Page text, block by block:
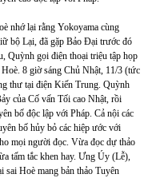
nhớ lại rằng Yokoyama cùng
bộ Lại, đã gặp Bảo Đại trước đó
Quỳnh gọi điện thoại triệu tập họp
8 giờ sáng Chủ Nhật, 11/3 (tức
thư tại điện Kiến Trung. Quỳnh
của Cố vấn Tối cao Nhật, rồi
bố độc lập với Pháp. Cả nội các
bố hủy bỏ các hiệp ước với
mọi người đọc. Vừa đọc dự thảo
tấm tắc khen hay. Ưng Úy (Lễ),
Hoè mang bản thảo Tuyên